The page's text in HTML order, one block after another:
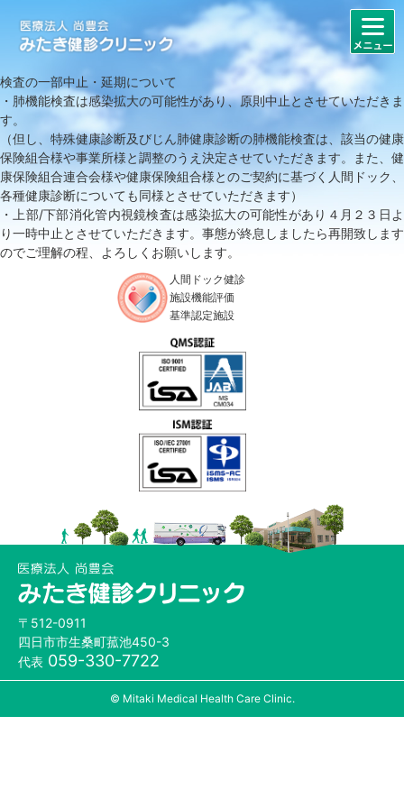
検査の一部中止・延期について
・肺機能検査は感染拡大の可能性があり、原則中止とさせていただきま
す。
（但し、特殊健康診断及びじん肺健康診断の肺機能検査は、該当の健康
保険組合様や事業所様と調整のうえ決定させていただきます。また、健
康保険組合連合会様や健康保険組合様とのご契約に基づく人間ドック、
各種健康診断についても同様とさせていただきます）
・上部/下部消化管内視鏡検査は感染拡大の可能性があり４月２３日よ
り一時中止とさせていただきます。事態が終息しましたら再開致します
のでご理解の程、よろしくお願いします。
人間ドック健診
施設機能評価
基準認定施設
〒512-0911
四日市市生桑町菰池450-3
代表 059-330-7722
© Mitaki Medical Health Care Clinic.